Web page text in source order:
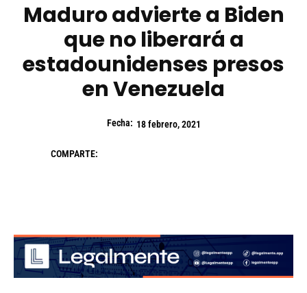
Maduro advierte a Biden
que no liberará a
estadounidenses presos
en Venezuela
Fecha: 18 febrero, 2021
COMPARTE: